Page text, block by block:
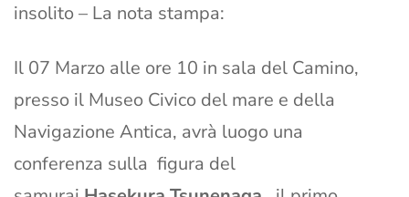
insolito – La nota stampa:
Il 07 Marzo alle ore 10 in sala del Camino,
presso il Museo Civico del mare e della
Navigazione Antica, avrà luogo una
conferenza sulla figura del